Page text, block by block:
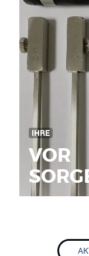
IHRE
VOR